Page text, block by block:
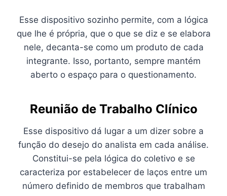
Esse dispositivo sozinho permite, com a lógica
que lhe é própria, que o que se diz e se elabora
nele, decanta-se como um produto de cada
integrante. Isso, portanto, sempre mantém
aberto o espaço para o questionamento.
Reunião de Trabalho Clínico
Esse dispositivo dá lugar a um dizer sobre a
função do desejo do analista em cada análise.
Constitui-se pela lógica do coletivo e se
caracteriza por estabelecer de laços entre um
número definido de membros que trabalham